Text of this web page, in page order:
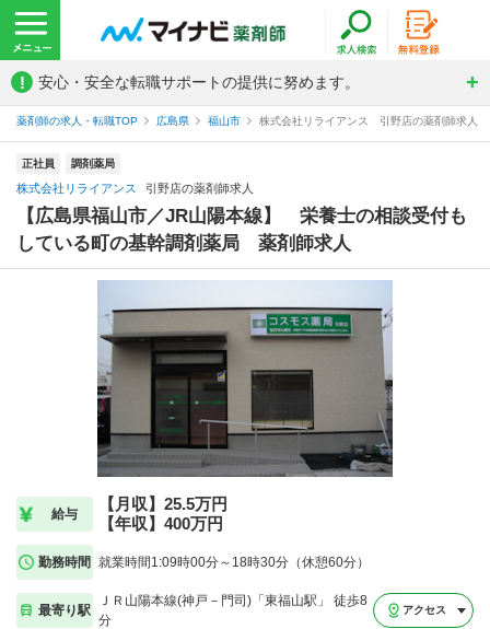
! 安心・安全な転職サポートの提供に努めます。
薬剤師の求人・転職TOP 広島県 福山市 株式会社リライアンス 引野店の薬剤師求人
正社員 調剤薬局
株式会社リライアンス 引野店の薬剤師求人
【広島県福山市／JR山陽本線】 栄養士の相談受付も
している町の基幹調剤薬局 薬剤師求人
給与
【月収】25.5万円
【年収】400万円
勤務時間 就業時間1:09時00分～18時30分（休憩60分）
最寄り駅
ＪＲ山陽本線(神戸－門司)「東福山駅」 徒歩8
分
アクセス